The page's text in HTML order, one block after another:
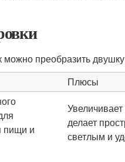
можно преобразить
Плюсы
пищи и
делает
светлым и